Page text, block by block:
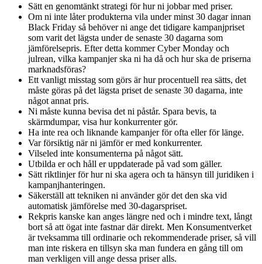
Sätt en genomtänkt strategi för hur ni jobbar med priser.
Om ni inte låter produkterna vila under minst 30 dagar innan
Black Friday så behöver ni ange det tidigare kampanjpriset
som varit det lägsta under de senaste 30 dagarna som
jämförelsepris. Efter detta kommer Cyber Monday och
julrean, vilka kampanjer ska ni ha då och hur ska de priserna
marknadsföras?
Ett vanligt misstag som görs är hur procentuell rea sätts, det
måste göras på det lägsta priset de senaste 30 dagarna, inte
något annat pris.
Ni måste kunna bevisa det ni påstår. Spara bevis, ta
skärmdumpar, visa hur konkurrenter gör.
Ha inte rea och liknande kampanjer för ofta eller för länge.
Var försiktig när ni jämför er med konkurrenter.
Vilseled inte konsumenterna på något sätt.
Utbilda er och håll er uppdaterade på vad som gäller.
Sätt riktlinjer för hur ni ska agera och ta hänsyn till juridiken i
kampanjhanteringen.
Säkerställ att tekniken ni använder gör det den ska vid
automatisk jämförelse med 30-dagarspriset.
Rekpris kanske kan anges längre ned och i mindre text, långt
bort så att ögat inte fastnar där direkt. Men Konsumentverket
är tveksamma till ordinarie och rekommenderade priser, så vill
man inte riskera en tillsyn ska man fundera en gång till om
man verkligen vill ange dessa priser alls.